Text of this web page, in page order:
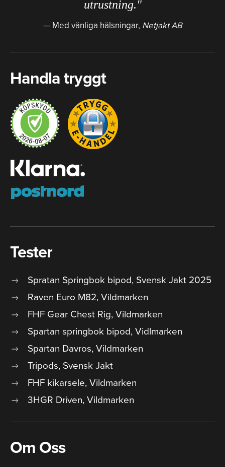
utrustning."
Med vänliga hälsningar, Netjakt AB
Handla tryggt
Tester
Spratan Springbok bipod, Svensk Jakt 2025
Raven Euro M82, Vildmarken
FHF Gear Chest Rig, Vildmarken
Spartan springbok bipod, Vidlmarken
Spartan Davros, Vildmarken
Tripods, Svensk Jakt
FHF kikarsele, Vildmarken
3HGR Driven, Vildmarken
Om Oss